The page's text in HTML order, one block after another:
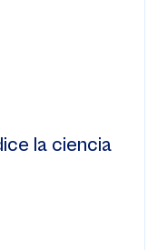
la ciencia